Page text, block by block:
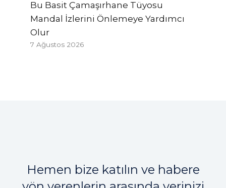
Bu Basit Çamaşırhane Tüyosu
Mandal İzlerini Önlemeye Yardımcı
Olur
7 Ağustos 2026
Hemen bize katılın ve habere